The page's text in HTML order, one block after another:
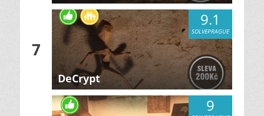
7
9.1
SOLVEPRAGUE
DeCrypt
9